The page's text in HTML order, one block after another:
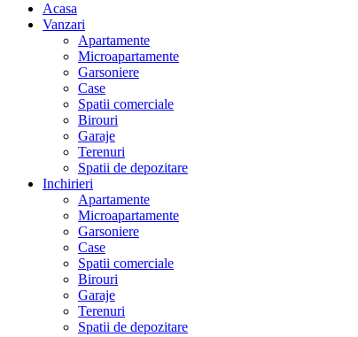
Acasa
Vanzari
Apartamente
Microapartamente
Garsoniere
Case
Spatii comerciale
Birouri
Garaje
Terenuri
Spatii de depozitare
Inchirieri
Apartamente
Microapartamente
Garsoniere
Case
Spatii comerciale
Birouri
Garaje
Terenuri
Spatii de depozitare